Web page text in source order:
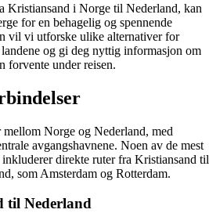
Kristiansand i Norge til Nederland, kan
for en behagelig og spennende
vil vi utforske ulike alternativer for
og gi deg nyttig informasjon om
forvente under reisen.
Norge og Nederland, med
avgangshavnene. Noen av de mest
direkte ruter fra Kristiansand til
som Amsterdam og Rotterdam.
til Nederland